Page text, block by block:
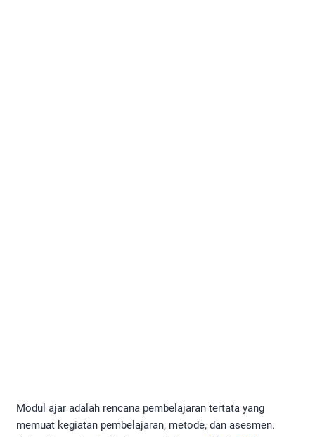
Modul ajar adalah rencana pembelajaran tertata yang
memuat kegiatan pembelajaran, metode, dan asesmen.